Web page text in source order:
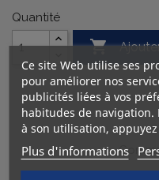
Quantité

Ce site Web utilise ses
pour améliorer nos
publicités liées à vos
habitudes de navigation.
à son utilisation,
Plus d'informations